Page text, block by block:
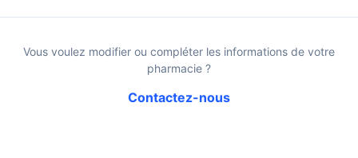
Vous voulez modifier ou compléter les informations de votre
pharmacie ?
Contactez-nous